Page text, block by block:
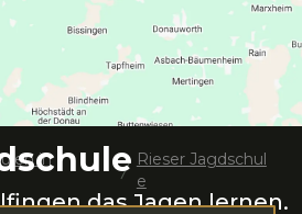
das Jagen lernen.
in
Rieser Jagdschul
e